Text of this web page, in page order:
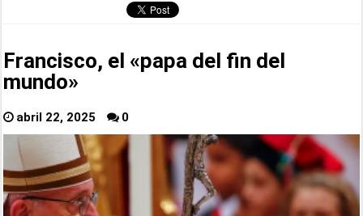
Francisco, el «papa del fin del
mundo»
abril 22, 2025 0